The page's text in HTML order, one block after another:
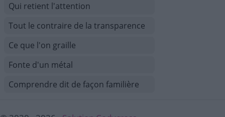
Qui retient l'attention
Tout le contraire de la transparence
Ce que l'on graille
Fonte d'un métal
Comprendre dit de façon familière